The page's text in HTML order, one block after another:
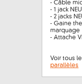
- Câble
- 1 jack
- 2 jacks
- Gaine
marquage
- Attache
Voir tous
parallèles